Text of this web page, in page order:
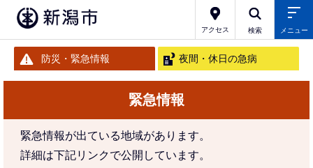
アクセス 検索 メニュー
防災・緊急情報 夜間・休日の急病
緊急情報
緊急情報が出ている地域があります。
詳細は下記リンクで公開しています。